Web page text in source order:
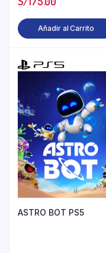
Añadir al Carrito
ASTRO BOT PS5